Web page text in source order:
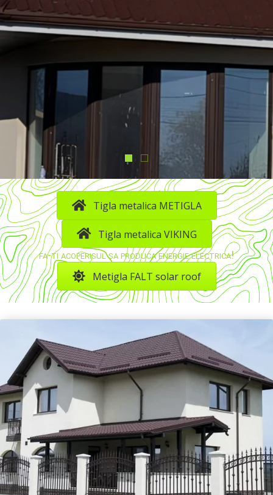
Tigla metalica METIGLA
Tigla metalica VIKING
fa-ti acoperisul sa produca energie electrica!
Metigla FALT solar roof